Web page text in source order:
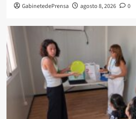
GabinetedePrensa agosto 8, 2026 0